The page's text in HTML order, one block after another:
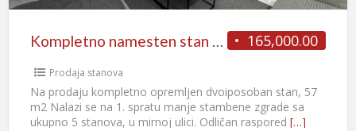
165,000.00
Kompletno namesten stan na odlicnoj lokaciji
Prodaja stanova
Na prodaju kompletno opremljen dvoiposoban stan, 57
m2 Nalazi se na 1. spratu manje stambene zgrade sa
ukupno 5 stanova, u mirnoj ulici. Odličan raspored […]